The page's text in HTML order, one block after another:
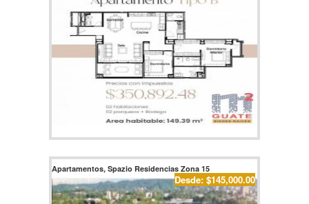
Apartamentos, Spazio Residencias Zona 15
Desde: $145,000.00